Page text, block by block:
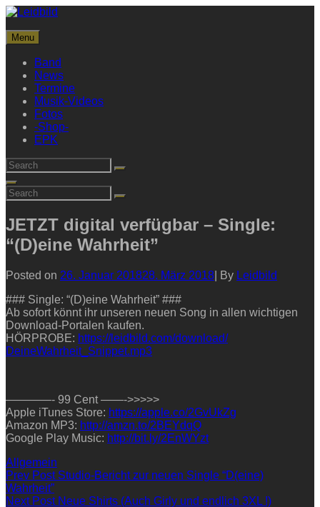
Skip
content
Leidbild
Streetrock aus Frankfurt
Menu
Band
News
Termine
Musik-Videos
Fotos
-Shop-
EPK
Search
for:
Search
Search
for:
JETZT digital verfügbar – Single:
“(D)eine Wahrheit”
Posted on 26. Januar 201828. März 2018 By Byline
Leidbild
### Single: “(D)eine Wahrheit” ###
Ab sofort könnt ihr unseren neuen Song in allen wichtigen
Download-Portalen kaufen.
HÖRPROBE: https://leidbild.com/download/
DeineWahrheit_Snippet.mp3
————- 99 Cent ——->>>>>
Apple iTunes Store: https://apple.co/2GvUkZg
Amazon MP3: http://amzn.to/2BEYdqQ
Google Play Music: http://bit.ly/2EnWYzt
Categories
Allgemein
Beitragsnavigation
Previous
Post
Prev Post Studio-Bericht zur neuen Single “D(eine)
Wahrheit”
Next
Next Post Neue Shirts (Auch Girly und endlich 3XL !)